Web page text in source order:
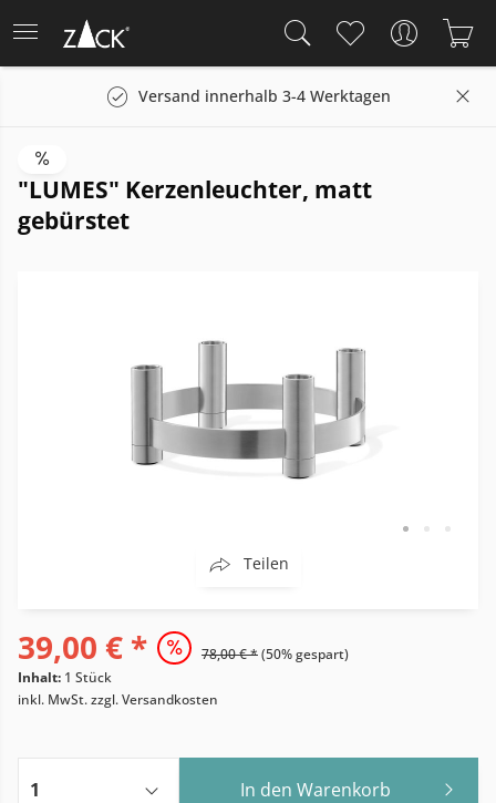
Versand innerhalb 3-4 Werktagen
"LUMES" Kerzenleuchter, matt
gebürstet
Teilen
39,00 € * 78,00 € *(50% gespart)
Inhalt: 1 Stück
inkl. MwSt.zzgl. Versandkosten
In den Warenkorb